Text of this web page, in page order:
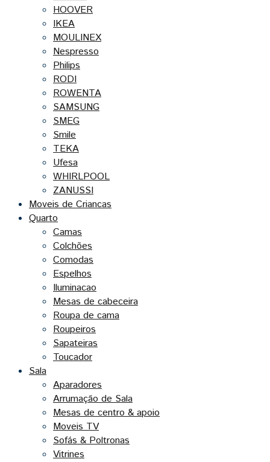
HOOVER
IKEA
MOULINEX
Nespresso
Philips
RODI
ROWENTA
SAMSUNG
SMEG
Smile
TEKA
Ufesa
WHIRLPOOL
ZANUSSI
Moveis de Criancas
Quarto
Camas
Colchões
Comodas
Espelhos
Iluminacao
Mesas de cabeceira
Roupa de cama
Roupeiros
Sapateiras
Toucador
Sala
Aparadores
Arrumação de Sala
Mesas de centro & apoio
Moveis TV
Sofás & Poltronas
Vitrines